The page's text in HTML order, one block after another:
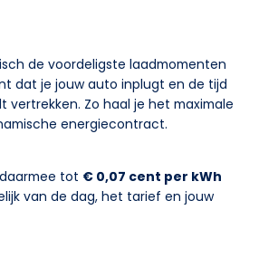
de voordeligste laadmomenten
dat je jouw auto inplugt en de tijd
vertrekken. Zo haal je het maximale
energiecontract.
tot € 0,07 cent per kWh
van de dag, het tarief en jouw